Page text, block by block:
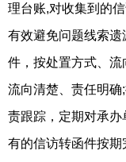
理台账,对收集到的
有效避免问题线索
件，按处置方式、流
流向清楚、责任明确
责跟踪，定期对承
有的信访转函件按